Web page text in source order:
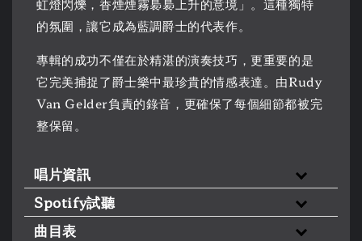
的氛圍，讓它成為藍調爵士的代表作。
專輯的成功不僅在於精湛的演奏技巧，更重要的是
它完美捕捉了爵士樂中最珍貴的情感表達。由Rudy
Van Gelder負責的錄音，更確保了每個細節都被完
整保留。
唱片資訊
Spotify試聽
曲目表